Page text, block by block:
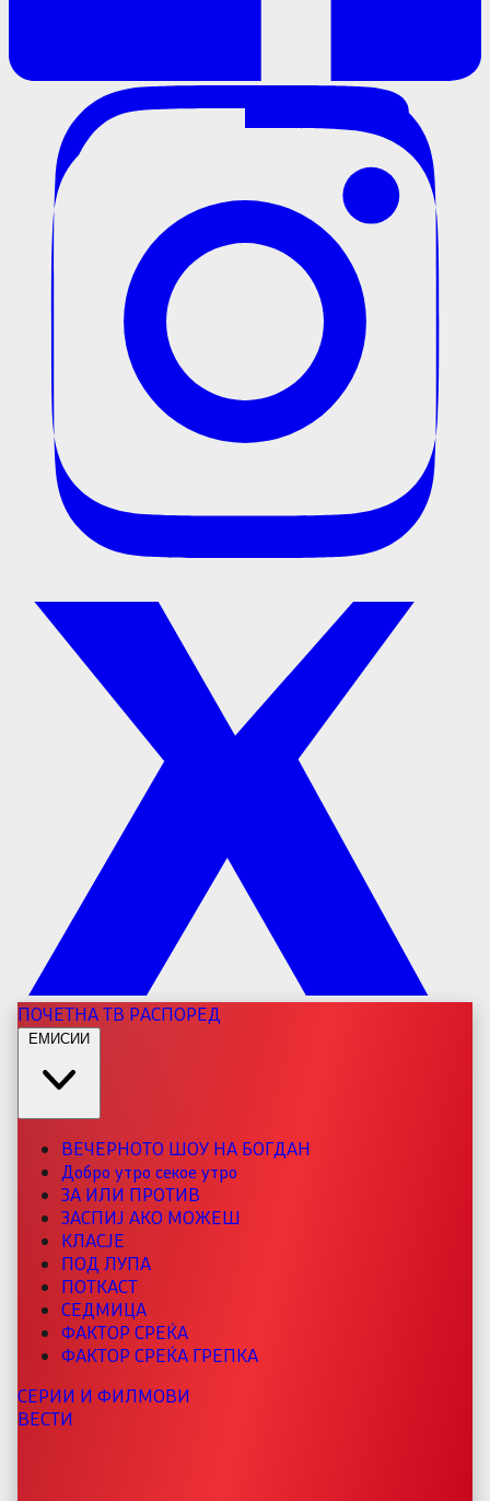
ПОЧЕТНАТВ РАСПОРЕД
ЕМИСИИ
ВЕЧЕРНОТО ШОУ НА БОГДАН
Добро утро секое утро
ЗА ИЛИ ПРОТИВ
ЗАСПИЈ АКО МОЖЕШ
КЛАСЈЕ
ПОД ЛУПА
ПОТКАСТ
СЕДМИЦА
ФАКТОР СРЕЌА
ФАКТОР СРЕЌА ГРЕПКА
СЕРИИ И ФИЛМОВИ
ВЕСТИ